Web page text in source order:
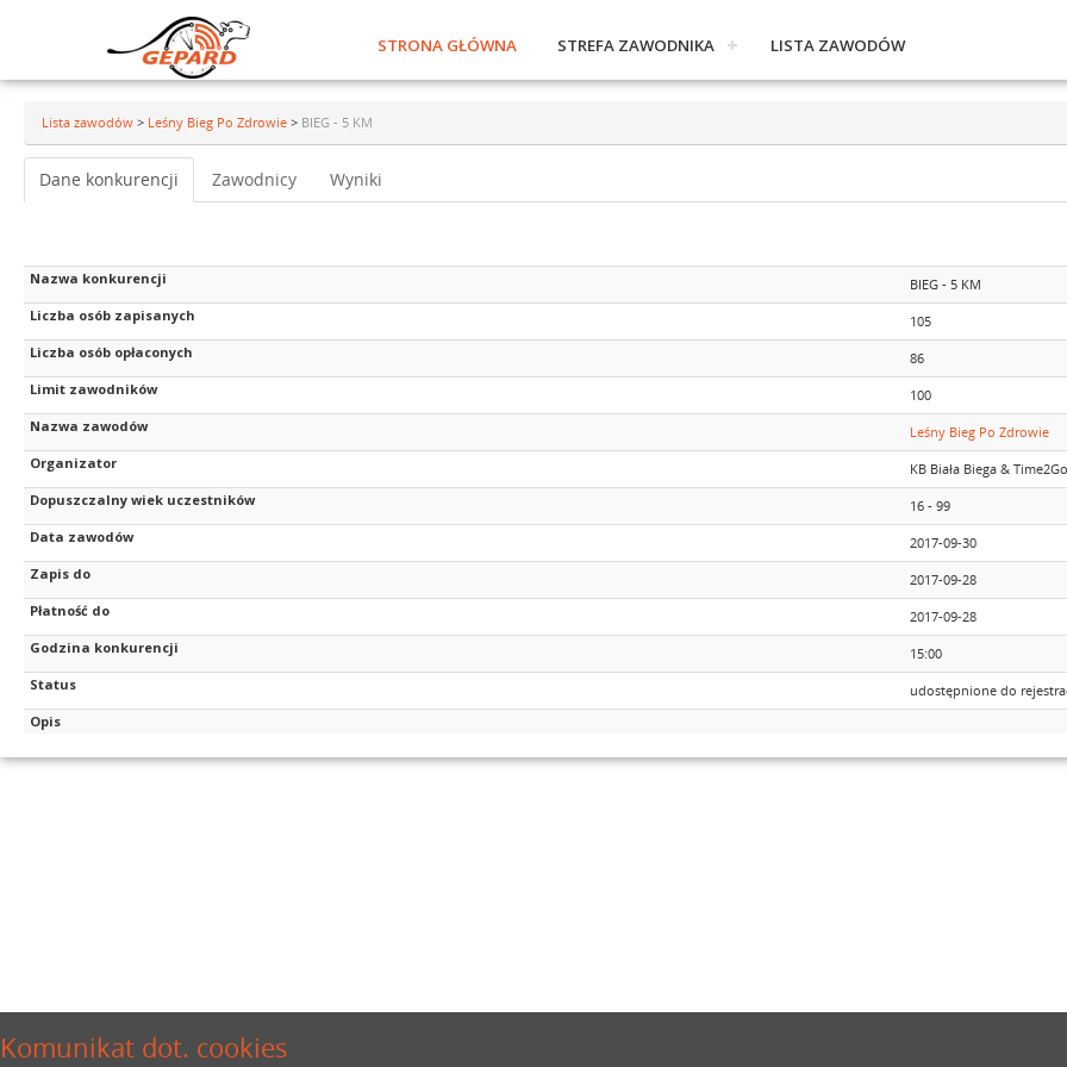
Komunikat dot. cookies
STRONA GŁÓWNA STREFA ZAWODNIKA LISTA ZAWODÓW
Lista zawodów > Leśny Bieg Po Zdrowie > BIEG - 5 KM
Dane konkurencji Zawodnicy Wyniki
Nazwa konkurencji
BIEG - 5 KM
Liczba osób zapisanych
105
Liczba osób opłaconych
86
Limit zawodników
100
Nazwa zawodów
Leśny Bieg Po Zdrowie
Organizator
KB Biała Biega & Time2Go
Dopuszczalny wiek uczestników
16 - 99
Data zawodów
2017-09-30
Zapis do
2017-09-28
Płatność do
2017-09-28
Godzina konkurencji
15:00
Status
udostępnione do
Opis